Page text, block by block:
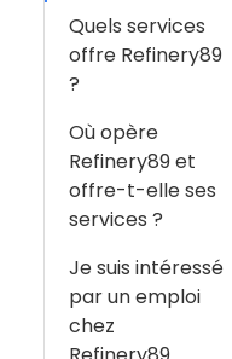
Quels services
offre Refinery89
?
Où opère
Refinery89 et
offre-t-elle ses
services ?
Je suis intéressé
par un emploi
chez